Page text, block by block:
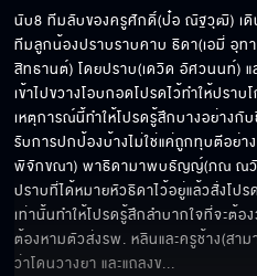
กลัว
จะไม่ปิดบั
ไม่ต้องมา
นับ8 ทีมลับของครูศักดิ์(ป๋อ ณัฐวุฒิ) เ
ทีมลูกน้องปราบราบคาบ ธิดา(เอมี่ อุท
สิทธานต์) โดยปราบ(เดวิด อัศวนนท์) แ
เข้าไปขวางโอบกอดโปรดไว้ทำให้ปรา
เหตุการณ์นี้ทำให้โปรดรู้สึกบางอย่างกั
รับการปกป้องบ้างไม่ใช่แค่ถูกทุบตีอย่า
พิจักขณา) พาธิดามาพบธัญญ์(ภณ ณวั
ปราบที่ได้หมายหัวธิดาไว้อยู่แล้วสั่งโป
เท่านั้นทำให้โปรดรู้สึกลำบากใจที่จะต้
ต้องหามตัวส่งรพ. หลินและครูช้าง(สา
ว่าโดนวางยา และแถลงข...